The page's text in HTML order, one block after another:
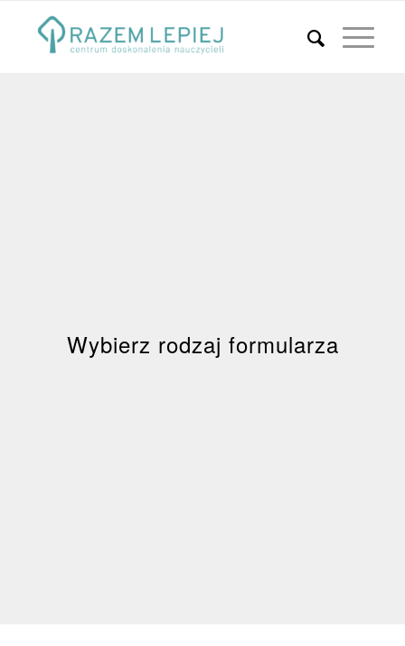
Wybierz rodzaj formularza